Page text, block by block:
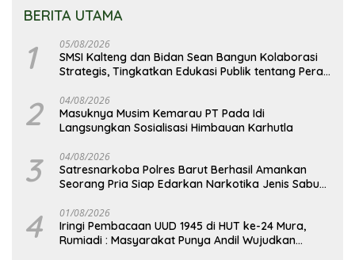
BERITA UTAMA
1 05/08/2026
SMSI Kalteng dan Bidan Sean Bangun Kolaborasi
Strategis, Tingkatkan Edukasi Publik tentang Peran
2 04/08/2026
Masuknya Musim Kemarau PT Pada Idi
Langsungkan Sosialisasi Himbauan Karhutla
3 04/08/2026
Satresnarkoba Polres Barut Berhasil Amankan
Seorang Pria Siap Edarkan Narkotika Jenis Sabu
4 01/08/2026
Iringi Pembacaan UUD 1945 di HUT ke-24 Mura,
Rumiadi : Masyarakat Punya Andil Wujudkan